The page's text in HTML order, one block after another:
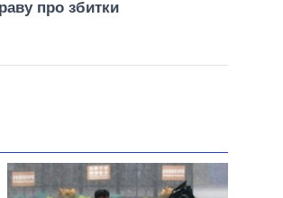
про збитки